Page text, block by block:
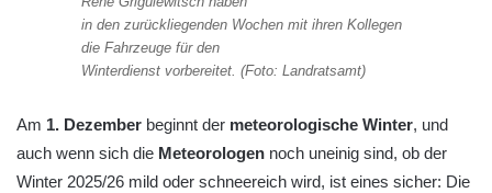
in den zurückliegenden Wochen mit ihren Kollegen
die Fahrzeuge für den
Winterdienst vorbereitet. (Foto: Landratsamt)
Am 1. Dezember beginnt der meteorologische Winter, und
auch wenn sich die Meteorologen noch uneinig sind, ob der
Winter 2025/26 mild oder schneereich wird, ist eines sicher: Die